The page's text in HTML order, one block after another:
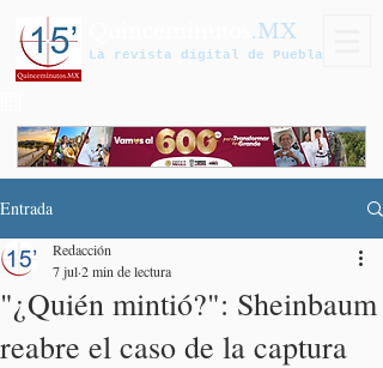
.MX
La revista digital de Puebla
Entrada
"¿Quién mintió?": Sheinbaum
reabre el caso de la captura
Redacción
7 jul2 min de lectura